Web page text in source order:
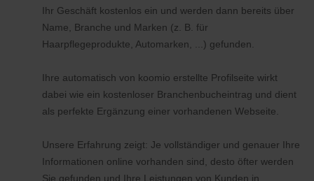
Ihr Geschäft kostenlos ein und werden dann bereits über
Name, Branche und Marken (z. B. für
Haarpflegeprodukte, Automarken, ...) gefunden.
Ihre automatisch von koomio erstellte Profilseite wirkt
dabei wie ein kostenloser Branchenbucheintrag und dient
als perfekte Ergänzung einer vorhandenen Webseite.
Unsere Erfahrung zeigt: Je vollständiger und genauer Ihre
Informationen online vorhanden sind, desto öfter werden
Sie gefunden und Ihre Leistungen von Kunden in